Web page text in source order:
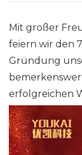
Mit großer
feiern wir den
Gründung
erfolgreichen